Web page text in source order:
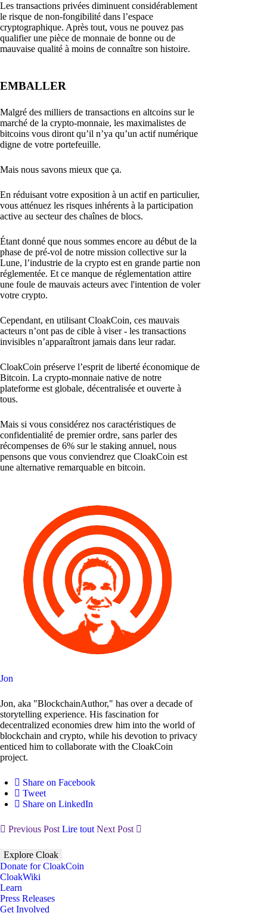
Les transactions privées diminuent considérablement
le risque de non-fongibilité dans l’espace
cryptographique. Après tout, vous ne pouvez pas
qualifier une pièce de monnaie de bonne ou de
mauvaise qualité à moins de connaître son histoire.
EMBALLER
Malgré des milliers de transactions en altcoins sur le
marché de la crypto-monnaie, les maximalistes de
bitcoins vous diront qu’il n’ya qu’un actif numérique
digne de votre portefeuille.
Mais nous savons mieux que ça.
En réduisant votre exposition à un actif en particulier,
vous atténuez les risques inhérents à la participation
active au secteur des chaînes de blocs.
Étant donné que nous sommes encore au début de la
phase de pré-vol de notre mission collective sur la
Lune, l’industrie de la crypto est en grande partie non
réglementée. Et ce manque de réglementation attire
une foule de mauvais acteurs avec l'intention de voler
votre crypto.
Cependant, en utilisant CloakCoin, ces mauvais
acteurs n’ont pas de cible à viser - les transactions
invisibles n’apparaîtront jamais dans leur radar.
CloakCoin préserve l’esprit de liberté économique de
Bitcoin. La crypto-monnaie native de notre
plateforme est globale, décentralisée et ouverte à
tous.
Mais si vous considérez nos caractéristiques de
confidentialité de premier ordre, sans parler des
récompenses de 6% sur le staking annuel, nous
pensons que vous conviendrez que CloakCoin est
une alternative remarquable en bitcoin.
Jon
Jon, aka "BlockchainAuthor," has over a decade of
storytelling experience. His fascination for
decentralized economies drew him into the world of
blockchain and crypto, while his devotion to privacy
enticed him to collaborate with the CloakCoin
project.
Share on Facebook
Tweet
Share on LinkedIn
Previous Post Lire tout Next Post
Explore Cloak
Donate for CloakCoin
CloakWiki
Learn
Press Releases
Get Involved